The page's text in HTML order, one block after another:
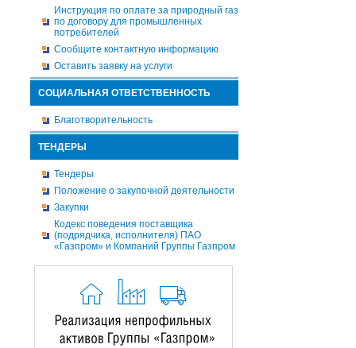
Инструкция по оплате за природный газ
по договору для промышленных
потребителей
Сообщите контактную информацию
Оставить заявку на услуги
СОЦИАЛЬНАЯ ОТВЕТСТВЕННОСТЬ
Благотворительность
ТЕНДЕРЫ
Тендеры
Положение о закупочной деятельности
Закупки
Кодекс поведения поставщика
(подрядчика, исполнителя) ПАО
«Газпром» и Компаний Группы Газпром